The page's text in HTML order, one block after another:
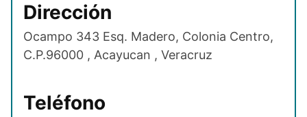
Dirección
Ocampo 343 Esq. Madero, Colonia Centro,
C.P.96000 , Acayucan , Veracruz
Teléfono